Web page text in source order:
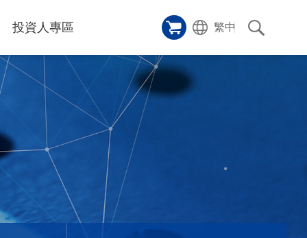
雷射切割機
櫥窗
案例
投資人專區 繁中